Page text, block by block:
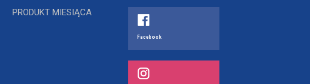
PRODUKT MIESIĄCA
Facebook